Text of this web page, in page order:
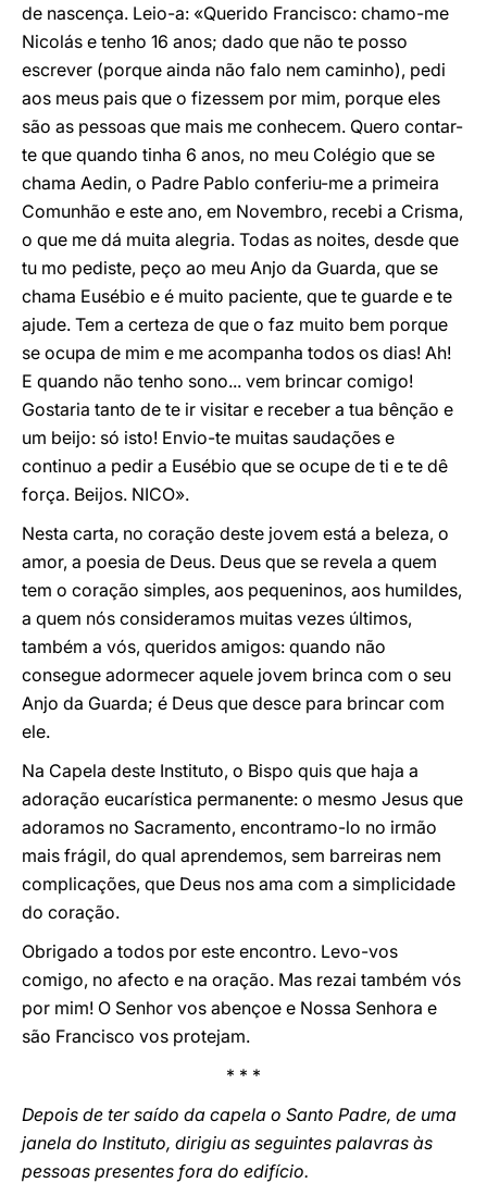
de nascença. Leio-a: «Querido Francisco: chamo-me
Nicolás e tenho 16 anos; dado que não te posso
escrever (porque ainda não falo nem caminho), pedi
aos meus pais que o fizessem por mim, porque eles
são as pessoas que mais me conhecem. Quero contar-
te que quando tinha 6 anos, no meu Colégio que se
chama Aedin, o Padre Pablo conferiu-me a primeira
Comunhão e este ano, em Novembro, recebi a Crisma,
o que me dá muita alegria. Todas as noites, desde que
tu mo pediste, peço ao meu Anjo da Guarda, que se
chama Eusébio e é muito paciente, que te guarde e te
ajude. Tem a certeza de que o faz muito bem porque
se ocupa de mim e me acompanha todos os dias! Ah!
E quando não tenho sono... vem brincar comigo!
Gostaria tanto de te ir visitar e receber a tua bênção e
um beijo: só isto! Envio-te muitas saudações e
continuo a pedir a Eusébio que se ocupe de ti e te dê
força. Beijos. NICO».
Nesta carta, no coração deste jovem está a beleza, o
amor, a poesia de Deus. Deus que se revela a quem
tem o coração simples, aos pequeninos, aos humildes,
a quem nós consideramos muitas vezes últimos,
também a vós, queridos amigos: quando não
consegue adormecer aquele jovem brinca com o seu
Anjo da Guarda; é Deus que desce para brincar com
ele.
Na Capela deste Instituto, o Bispo quis que haja a
adoração eucarística permanente: o mesmo Jesus que
adoramos no Sacramento, encontramo-lo no irmão
mais frágil, do qual aprendemos, sem barreiras nem
complicações, que Deus nos ama com a simplicidade
do coração.
Obrigado a todos por este encontro. Levo-vos
comigo, no afecto e na oração. Mas rezai também vós
por mim! O Senhor vos abençoe e Nossa Senhora e
são Francisco vos protejam.
* * *
Depois de ter saído da capela o Santo Padre, de uma
janela do Instituto, dirigiu as seguintes palavras às
pessoas presentes fora do edifício.